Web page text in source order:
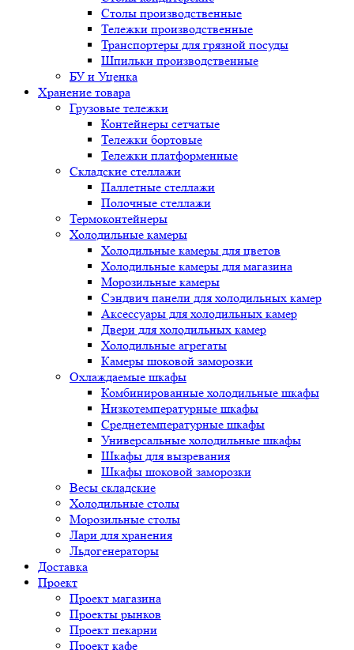
Столы производственные
Тележки производственные
Транспортеры для грязной посуды
Шпильки производственные
БУ и Уценка
Хранение товара
Грузовые тележки
Контейнеры сетчатые
Тележки бортовые
Тележки платформенные
Складские стеллажи
Паллетные стеллажи
Полочные стеллажи
Термоконтейнеры
Холодильные камеры
Холодильные камеры для цветов
Холодильные камеры для магазина
Морозильные камеры
Сэндвич панели для холодильных камер
Аксессуары для холодильных камер
Двери для холодильных камер
Холодильные агрегаты
Камеры шоковой заморозки
Охлаждаемые шкафы
Комбинированные холодильные шкафы
Низкотемпературные шкафы
Среднетемпературные шкафы
Универсальные холодильные шкафы
Шкафы для вызревания
Шкафы шоковой заморозки
Весы складские
Холодильные столы
Морозильные столы
Лари для хранения
Льдогенераторы
Доставка
Проект
Проект магазина
Проекты рынков
Проект пекарни
Проект кафе